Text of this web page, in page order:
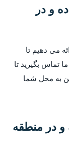
و در
می دهیم تا
تماس بگیرید تا
به محل شما
و در منطقه